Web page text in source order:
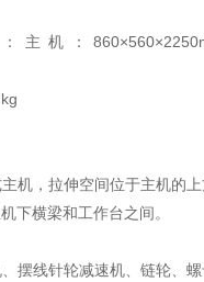
主机：
机，拉伸空间位于主机的上
下横梁和工作台之间。
摆线针轮减速机、链轮、